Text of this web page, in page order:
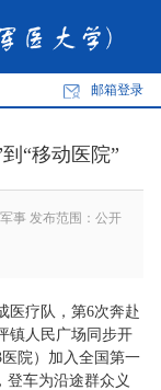
邮箱登录
“移动医院”
事 发布范围：公开
医疗队，第6次奔赴
镇人民广场同步开
院）加入全国第一
登车为沿途群众义